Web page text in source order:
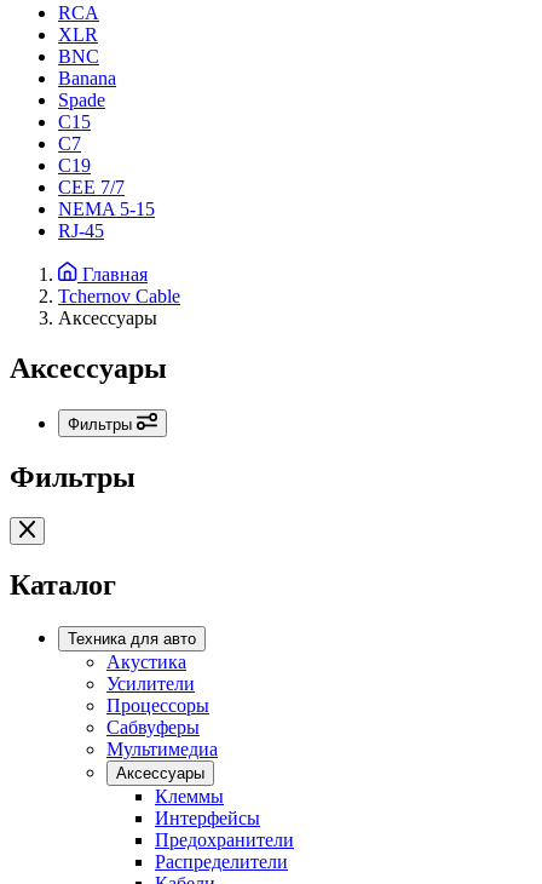
RCA
XLR
BNC
Banana
Spade
C15
С7
C19
CEE 7/7
NEMA 5-15
RJ-45
Главная
Tchernov Cable
Аксессуары
Аксессуары
Фильтры
Фильтры
Каталог
Техника для авто
Акустика
Усилители
Процессоры
Сабвуферы
Мультимедиа
Аксессуары
Клеммы
Интерфейсы
Предохранители
Распределители